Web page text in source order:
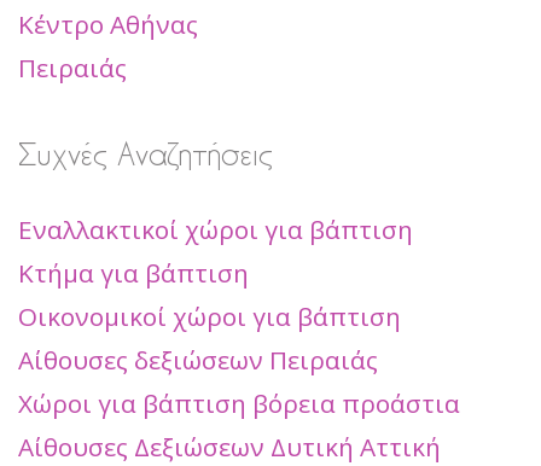
Κέντρο Αθήνας
Πειραιάς
Συχνές Αναζητήσεις
Εναλλακτικοί χώροι για βάπτιση
Κτήμα για βάπτιση
Οικονομικοί χώροι για βάπτιση
Αίθουσες δεξιώσεων Πειραιάς
Χώροι για βάπτιση βόρεια προάστια
Αίθουσες Δεξιώσεων Δυτική Αττική